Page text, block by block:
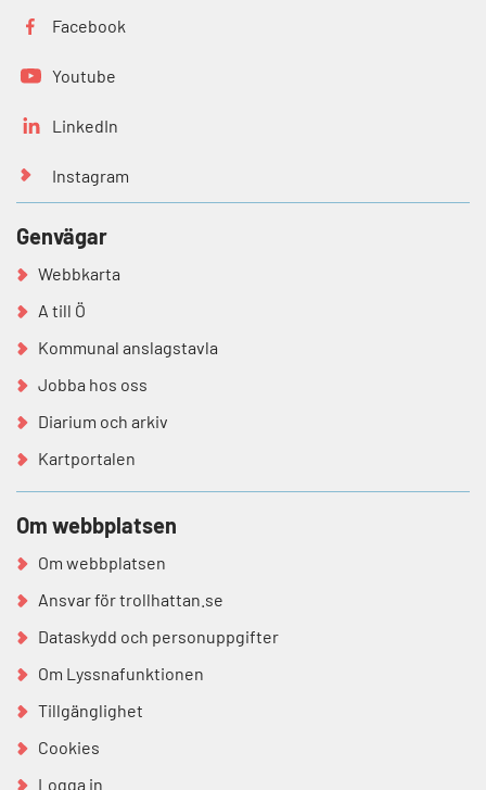
Facebook
Youtube
LinkedIn
Instagram
Genvägar
Webbkarta
A till Ö
Kommunal anslagstavla
Jobba hos oss
Diarium och arkiv
Kartportalen
Om webbplatsen
Om webbplatsen
Ansvar för trollhattan.se
Dataskydd och personuppgifter
Om Lyssnafunktionen
Tillgänglighet
Cookies
Logga in